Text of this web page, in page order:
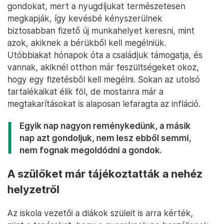
gondokat, mert a nyugdíjukat természetesen
megkapják, így kevésbé kényszerülnek
biztosabban fizető új munkahelyet keresni, mint
azok, akiknek a bérükből kell megélniük.
Utóbbiakat hónapok óta a családjuk támogatja, és
vannak, akiknél otthon már feszültségeket okoz,
hogy egy fizetésből kell megélni. Sokan az utolsó
tartalékaikat élik föl, de mostanra már a
megtakarításokat is alaposan lefaragta az infláció.
Egyik nap nagyon reménykedünk, a másik
nap azt gondoljuk, nem lesz ebből semmi,
nem fognak megoldódni a gondok.
A szülőket már tájékoztatták a nehéz
helyzetről
Az iskola vezetői a diákok szüleit is arra kérték,